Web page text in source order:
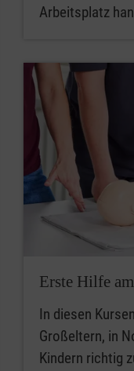
Arbeitsplatz
Erste Hilfe
In diesen
Großeltern, in
Kindern richtig